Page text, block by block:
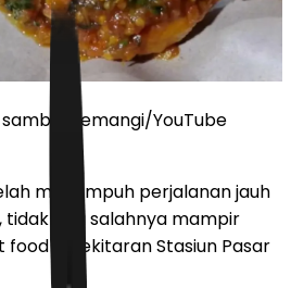
kemangi/YouTube
menempuh perjalanan jauh
ada salahnya mampir
di sekitaran Stasiun Pasar